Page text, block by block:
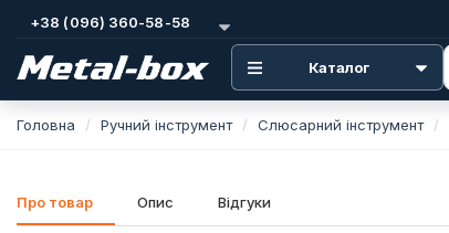
+38 (096) 360-58-58
Каталог
Головна Ручний інструмент Слюсарний інструмент
Про товар Опис Відгуки